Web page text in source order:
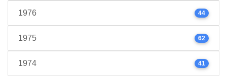
1976 44
1975 62
1974 41